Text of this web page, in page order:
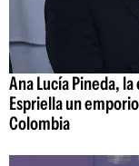
Ana Lucía Pineda,
Espriella un
Colombia